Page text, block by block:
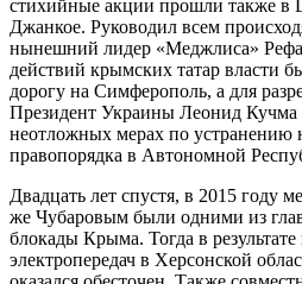
стихийные акции прошли также в
Джанкое. Руководил всем
нынешний лидер «Меджлиса»
действий крымских татар власти
дорогу на Симферополь, а для
Президент Украины Леонид Кучма
неотложных мерах по устранению
правопорядка в Автономной
Двадцать лет спустя, в 2015 году
же Чубаровым были одними из
блокады Крыма. Тогда в
электропередач в Херсонской